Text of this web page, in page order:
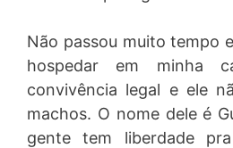
Não passou muito tempo
hospedar em minha
convivência legal e ele
machos. O nome dele é
gente tem liberdade